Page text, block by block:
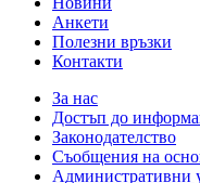
Анкети
Полезни връзки
Контакти
За нас
Достъп до
Законодателство
Съобщения на
Административни